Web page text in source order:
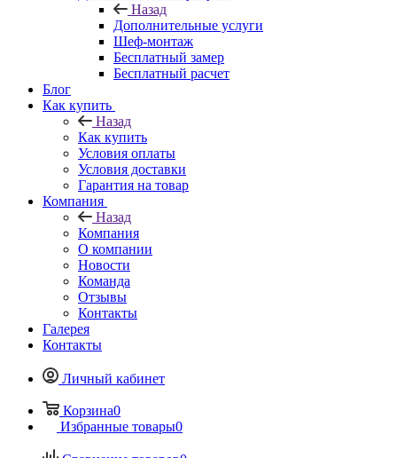
Назад
Дополнительные услуги
Шеф-монтаж
Бесплатный замер
Бесплатный расчет
Блог
Как купить
Назад
Как купить
Условия оплаты
Условия доставки
Гарантия на товар
Компания
Назад
Компания
О компании
Новости
Команда
Отзывы
Контакты
Галерея
Контакты
Личный кабинет
Корзина0
Избранные товары0